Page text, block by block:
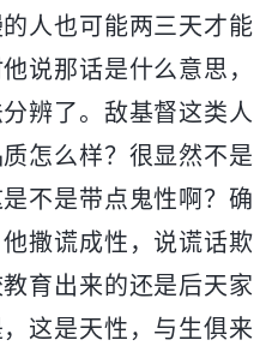
人也可能两三天才能
说那话是什么意思，
辨了。敌基督这类人
怎么样？很显然不是
不是带点鬼性啊？确
撒谎成性，说谎话欺
育出来的还是后天家
这是天性，与生俱来